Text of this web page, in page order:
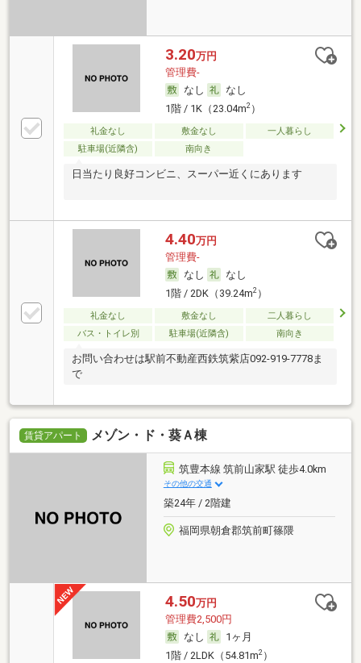
3.20万円
管理費-
なし
なし
1階 / 1K（23.04m2）
礼金なし 敷金なし
一人暮らし
駐車場(近隣含)
南向き
日当たり良好コンビニ、スーパー近くにあります
4.40万円
管理費-
なし
なし
1階 / 2DK（39.24m2）
礼金なし 敷金なし
二人暮らし
バス・トイレ別
駐車場(近隣含) 南向き
お問い合わせは駅前不動産西鉄筑紫店092-919-7778ま
で
賃貸アパート メゾン・ド・葵Ａ棟
筑豊本線 筑前山家駅 徒歩4.0km
その他の交通
築24年 / 2階建
福岡県朝倉郡筑前町篠隈
4.50万円
管理費2,500円
なし
1ヶ月
1階 / 2LDK（54.81m2）